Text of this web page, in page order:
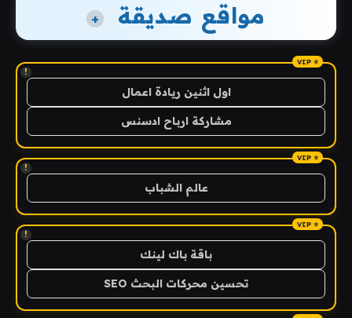
مواقع صديقة +
!
اول اثنين ريادة اعمال
مشاركة ارباح ادسنس
!
عالم الشباب
!
باقة باك لينك
تحسين محركات البحث SEO